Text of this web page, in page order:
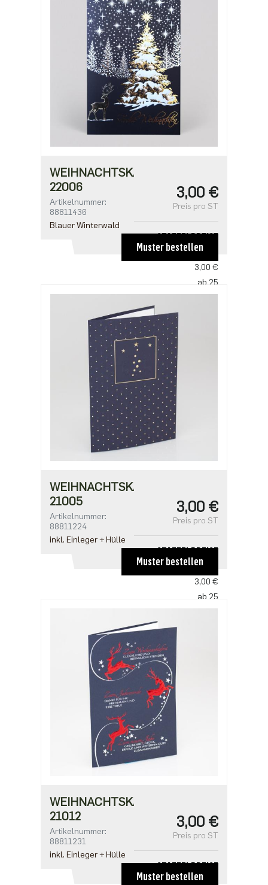
WEIHNACHTSKARTE
22006
Artikelnummer:
88811436
Blauer Winterwald
3,00 €
Preis pro ST
STAFFELPREISE
ab 1
3,00 €
ab 25
2,50 €
Muster bestellen
WEIHNACHTSKARTE
21005
Artikelnummer:
88811224
inkl. Einleger + Hülle
3,00 €
Preis pro ST
STAFFELPREISE
ab 1
3,00 €
ab 25
2,50 €
Muster bestellen
WEIHNACHTSKARTE
21012
Artikelnummer:
88811231
inkl. Einleger + Hülle
3,00 €
Preis pro ST
STAFFELPREISE
ab 1
Muster bestellen